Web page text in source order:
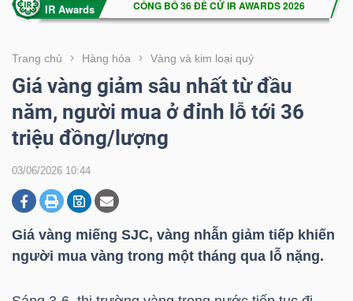
Trang chủ Hàng hóa Vàng và kim loại quý
Giá vàng giảm sâu nhất từ đầu
năm, người mua ở đỉnh lỗ tới 36
triệu đồng/lượng
03/06/2026 10:44
Giá vàng miếng SJC, vàng nhẫn giảm tiếp khiến
người mua vàng trong một tháng qua lỗ nặng.
VIETSTOCK
CHỨNG
KHOÁN
DOANH
NGHIỆP